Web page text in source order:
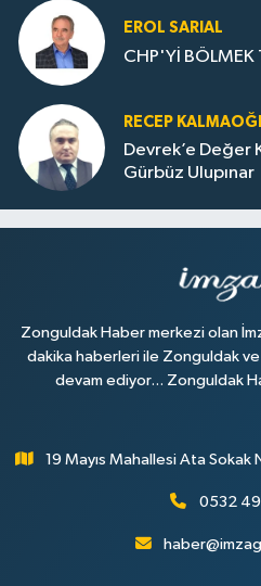
EROL SARIAL
CHP'Yİ BÖLMEK
RECEP
Devrek’e Değer
Gürbüz Ulupınar
Zonguldak Haber merkezi olan
dakika haberleri ile Zonguldak ve
devam ediyor... Zonguldak
19 Mayıs Mahallesi Ata
0532